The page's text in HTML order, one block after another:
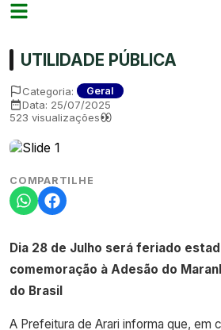
UTILIDADE PÚBLICA
Categoria: Geral
Data: 25/07/2025
523 visualizações
COMPARTILHE
Dia 28 de Julho será feriado
comemoração à Adesão do
do Brasil
A Prefeitura de Arari informa que, em